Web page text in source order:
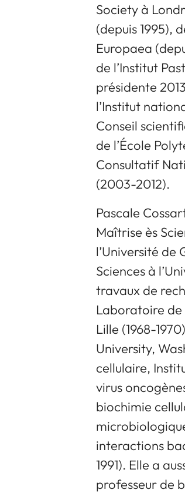
Society à
(depuis 1995),
Europaea
de l’Institut
présidente
l’Institut
Conseil
de l’École
Consultatif
(2003-2012).
Pascale
Maîtrise ès
l’Université de
Sciences à
travaux de
Laboratoire de
Lille (1968-
University,
cellulaire,
virus
biochimie
interactions
1991). Elle a
professeur de